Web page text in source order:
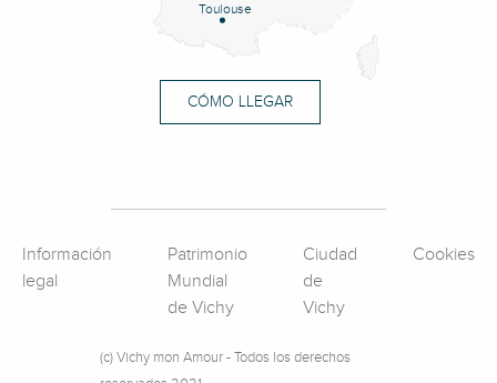
Toulouse
CÓMO LLEGAR
Información
legal
Patrimonio
Mundial
de Vichy
Ciudad
de
Vichy
Cookies
(c) Vichy mon Amour - Todos los derechos